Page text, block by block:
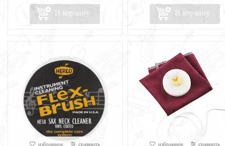
В корзину В корзину
избранное сравнить избранное сравнить